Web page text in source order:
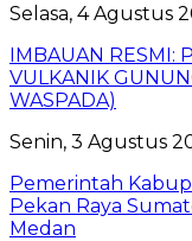
Selasa, 4 Agustus
IMBAUAN RESMI:
VULKANIK
WASPADA)
Senin, 3 Agustus
Pemerintah
Pekan Raya
Medan